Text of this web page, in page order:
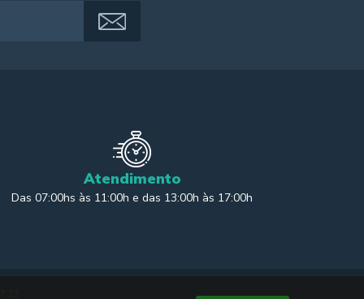
Atendimento
Das 07:00hs às 11:00h e das 13:00h às 17:00h